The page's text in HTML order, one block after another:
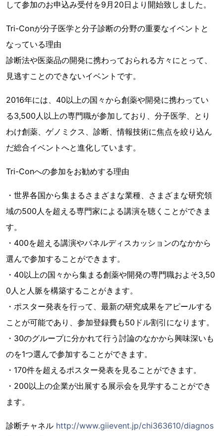
して参加のお申込み受付を9月20日より開始致しました。
Tri-Conが分子医学と分子診断の分野の重要なイベントと
なっている理由
診断法や医薬品の開発に携わっておられる方々にとって、
見逃すことのできないイベントです。
2016年には、40以上の国々から創薬や開発に携わってい
る3,500人以上の専門職が参加しており、分子医学、とり
わけ創薬、ゲノミクス、診断、情報技術に焦点を絞り込ん
だ総合イベントへと進化しています。
Tri-Conへの参加をお勧めする理由
・世界各国から集まるさまざまな業種、さまざまな研究領
域の500人を超える専門家による講演を聴くことができま
す。
・400を超える講演やパネルディスカッションのなかから
選んで参加することができます。
・40以上の国々から集まる創薬や開発の専門職およそ3,50
0人と人脈を構築することがきます。
・ポスター発表を行って、最新の研究成果をアピールする
ことが可能であり、参加登録費も50ドル割引になります。
・30のグループに分かれて行う討論のなかから興味深いも
のを1つ選んで参加することができます。
・170件を超えるポスター発表を見ることができます。
・200以上の企業が出展する展示会を見学することができ
ます。
診断チャネル http://www.giievent.jp/chi363610/diagnos